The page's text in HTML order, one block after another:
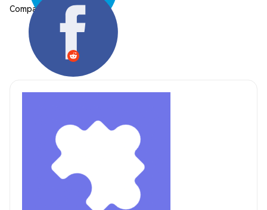
Compartilhar: